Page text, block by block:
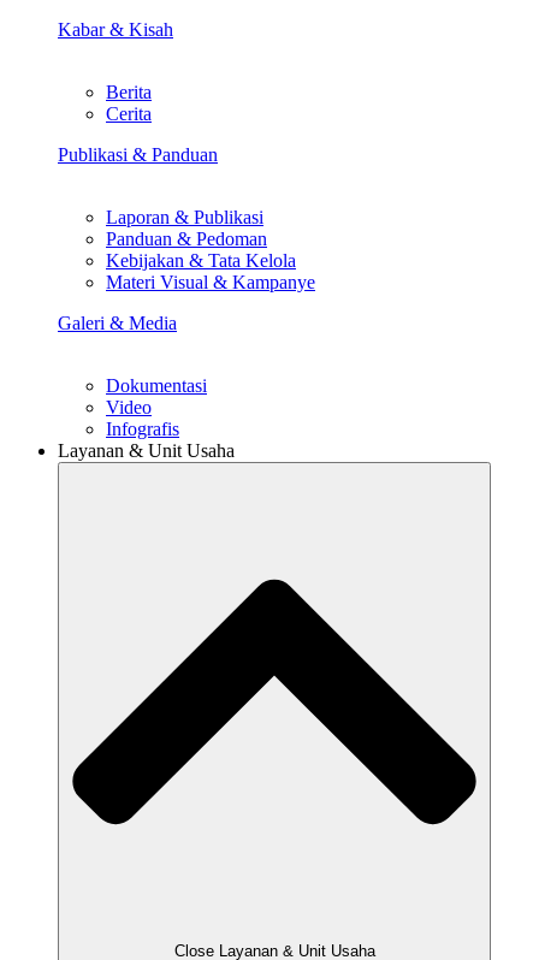
Kabar & Kisah
Berita
Cerita
Publikasi & Panduan
Laporan & Publikasi
Panduan & Pedoman
Kebijakan & Tata Kelola
Materi Visual & Kampanye
Galeri & Media
Dokumentasi
Video
Infografis
Layanan & Unit Usaha
Close Layanan & Unit Usaha